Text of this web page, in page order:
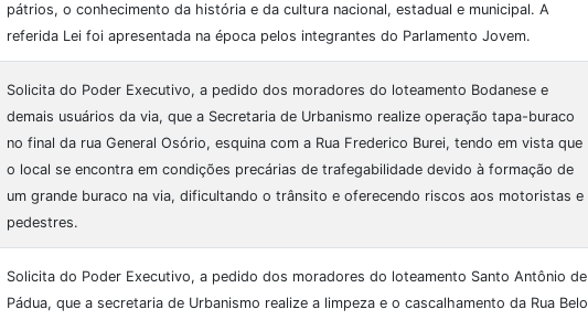
pátrios, o conhecimento da história e da cultura nacional, estadual e municipal. A
referida Lei foi apresentada na época pelos integrantes do Parlamento Jovem.
Solicita do Poder Executivo, a pedido dos moradores do loteamento Bodanese e
demais usuários da via, que a Secretaria de Urbanismo realize operação tapa-buraco
no final da rua General Osório, esquina com a Rua Frederico Burei, tendo em vista que
o local se encontra em condições precárias de trafegabilidade devido à formação de
um grande buraco na via, dificultando o trânsito e oferecendo riscos aos motoristas e
pedestres.
Solicita do Poder Executivo, a pedido dos moradores do loteamento Santo Antônio de
Pádua, que a secretaria de Urbanismo realize a limpeza e o cascalhamento da Rua Belo